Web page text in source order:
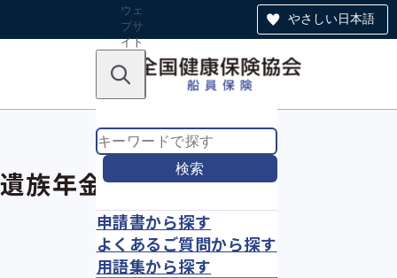
やさしい日本語
ウェ
ブサ
イト
のナ
ン
キーワードで探す
検索
申請書から探す
よくあるご質問から探す
用語集から探す
遺族年金差額一時金